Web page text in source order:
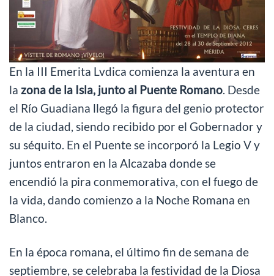
En la III Emerita Lvdica comienza la aventura en
la zona de la Isla, junto al Puente Romano. Desde
el Río Guadiana llegó la figura del genio protector
de la ciudad, siendo recibido por el Gobernador y
su séquito. En el Puente se incorporó la Legio V y
juntos entraron en la Alcazaba donde se
encendió la pira conmemorativa, con el fuego de
la vida, dando comienzo a la Noche Romana en
Blanco.
En la época romana, el último fin de semana de
septiembre, se celebraba la festividad de la Diosa